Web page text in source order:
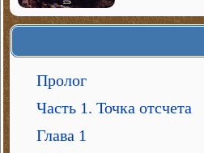
Пролог
Часть 1. Точка отсчета
Глава 1